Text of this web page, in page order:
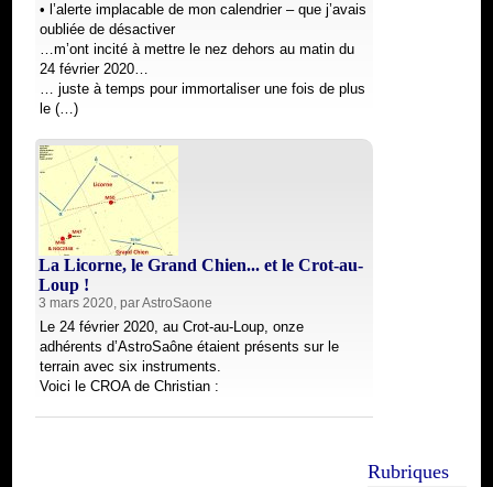
• l’alerte implacable de mon calendrier – que j’avais
oubliée de désactiver
…m’ont incité à mettre le nez dehors au matin du
24 février 2020…
… juste à temps pour immortaliser une fois de plus
le (…)
La Licorne, le Grand Chien... et le Crot-au-
Loup !
3 mars 2020, parAstroSaone
Le 24 février 2020, au Crot-au-Loup, onze
adhérents d’AstroSaône étaient présents sur le
terrain avec six instruments.
Voici le CROA de Christian :
Rubriques